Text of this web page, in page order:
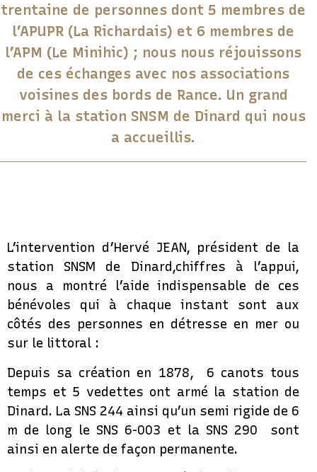
trentaine de personnes dont 5 membres de
l’APUPR (La Richardais) et 6 membres de
l’APM (Le Minihic) ; nous nous réjouissons
de ces échanges avec nos associations
voisines des bords de Rance. Un grand
merci à la station SNSM de Dinard qui nous
a accueillis.
L’intervention d’Hervé JEAN, président de la
station SNSM de Dinard,chiffres à l’appui,
nous a montré l’aide indispensable de ces
bénévoles qui à chaque instant sont aux
côtés des personnes en détresse en mer ou
sur le littoral :
Depuis sa création en 1878, 6 canots tous
temps et 5 vedettes ont armé la station de
Dinard. La SNS 244 ainsi qu’un semi rigide de 6
m de long le SNS 6-003 et la SNS 290 sont
ainsi en alerte de façon permanente.